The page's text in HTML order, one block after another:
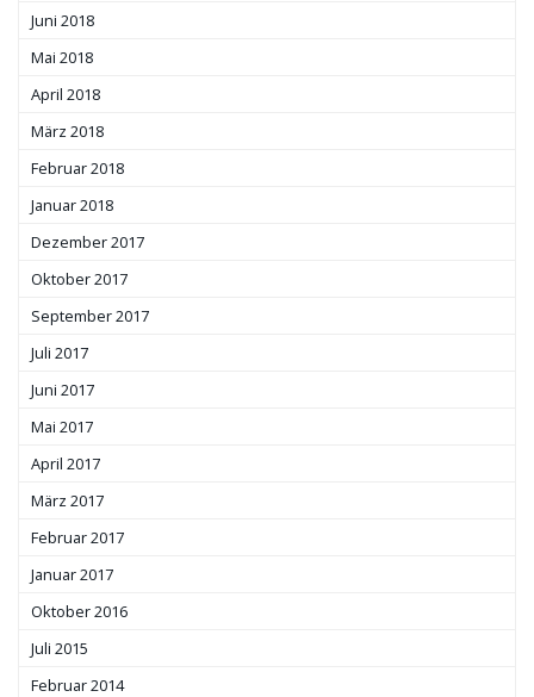
Juni 2018
Mai 2018
April 2018
März 2018
Februar 2018
Januar 2018
Dezember 2017
Oktober 2017
September 2017
Juli 2017
Juni 2017
Mai 2017
April 2017
März 2017
Februar 2017
Januar 2017
Oktober 2016
Juli 2015
Februar 2014